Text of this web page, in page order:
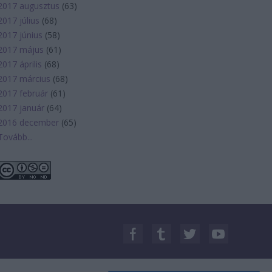
augusztus (63)
július (68)
június (58)
május (61 )
április (68)
március (68)
február (61 )
január (64)
december (65)
...